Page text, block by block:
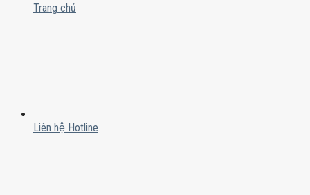
Trang chủ
Liên hệ Hotline